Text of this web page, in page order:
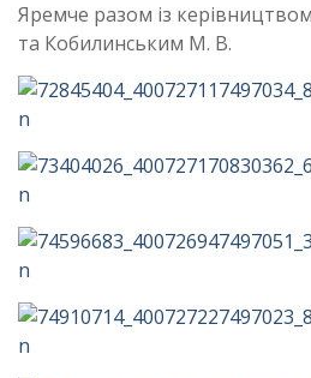
Яремче разом із
та Кобилинським М. В.